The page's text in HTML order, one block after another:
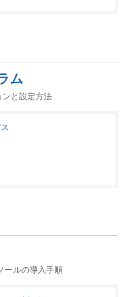
ム
と設定方法
ールの導入手順